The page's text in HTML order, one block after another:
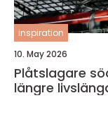
inspiration
10. May 2026
Plåtslagare
längre